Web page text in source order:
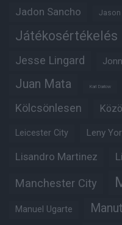
Jadon Sancho
Játékosértékelés
Jesse Lingard
Juan Mata Karl Darlow
Kölcsönlesen
Leicester City Leny
Lisandro Martinez
Manchester City
Manuel Ugarte